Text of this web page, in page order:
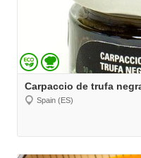
Carpaccio de trufa
Spain (ES)